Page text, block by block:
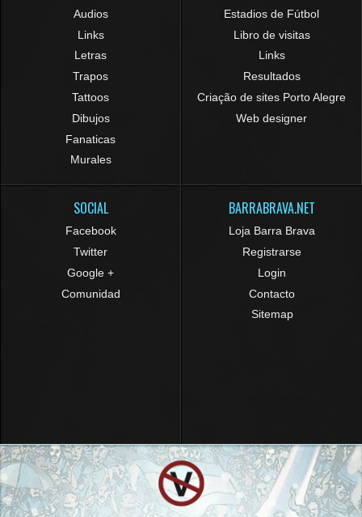
Audios
Links
Letras
Trapos
Tattoos
Dibujos
Fanaticas
Murales
Estadios de Fútbol
Libro de visitas
Links
Resultados
Criação de sites Porto Alegre
Web designer
SOCIAL
Facebook
Twitter
Google +
Comunidad
BARRABRAVA.NET
Loja Barra Brava
Registrarse
Login
Contacto
Sitemap